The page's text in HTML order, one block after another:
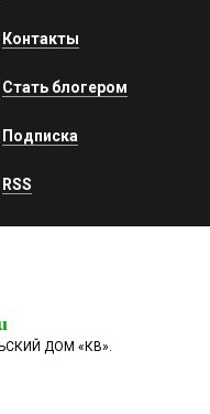
Контакты
Стать блогером
Подписка
RSS
ДОМ «КВ».